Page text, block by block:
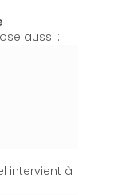
aussi :
intervient à